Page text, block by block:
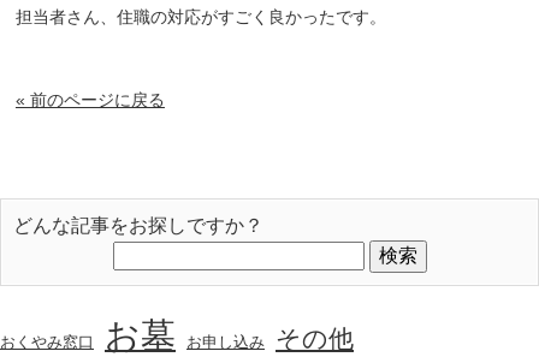
担当者さん、住職の対応がすごく良かったです。
« 前のページに戻る
どんな記事をお探しですか？
おくやみ窓口 お墓 お申し込み その他